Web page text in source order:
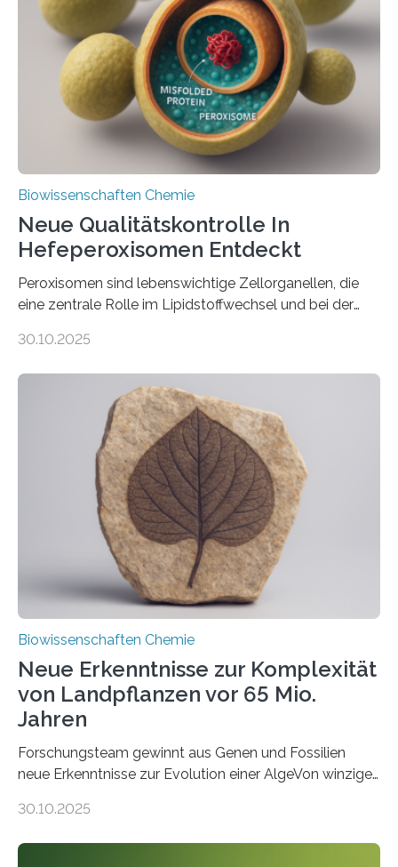
menschlichen Netzhaut. Die Studie, gefördert vom
Human Frontiers Science Program, wurde in
Zusammenarbeit mit der Stazione Zoologica Anton
Dohrn (Neapel), dem Laboratoire de Biologie du
Développement de Villefranche-sur-Mer und dem
Institut de…
Biowissenschaften Chemie
Neue Qualitätskontrolle In
Hefeperoxisomen Entdeckt
Peroxisomen sind lebenswichtige Zellorganellen, die
eine zentrale Rolle im Lipidstoffwechsel und bei der
erfüllen können, müssen zahlreiche Enzyme präzise in
der Ruhr-Universität Bochum um Prof. Dr. Ralf Erdmann
und Dr. Ismaila Francis Yusuf hat nun einen bislang
unbekannten Qualitätskontrollmechanismus des
peroxisomalen Proteintransports in der Bäckerhefe
Saccharomyces cerevisiae entdeckt, der für die
Funktionsfähigkeit der Organellen entscheidend ist. Die
Studie wurde am 28. Oktober 2025 in der
Fachzeitschrift…
30.10.2025
Biowissenschaften Chemie
Neue Erkenntnisse zur Komplexität
von Landpflanzen vor 65 Mio.
Jahren
Forschungsteam gewinnt aus Genen und Fossilien
neue Erkenntnisse zur Evolution einer AlgeVon winzigen
Landpflanzen zählen zu den komplexesten
30.10.2025